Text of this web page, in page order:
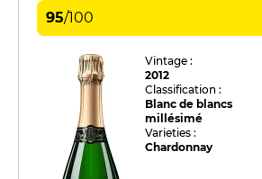
95/100
Vintage :
2012
Classification :
Blanc de blancs
millésimé
Varieties :
Chardonnay